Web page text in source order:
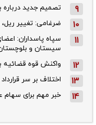
9 تصمیم جدید درباره
10 ضرغامی: تغییر
11
سپاه پاسداران:
سیستان و
12 واکنش قوه قضائیه
13 اختلاف بر سر
14 خبر مهم برای سهام